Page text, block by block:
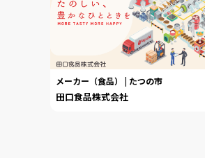
メーカー（食品） | たつの市
田口食品株式会社